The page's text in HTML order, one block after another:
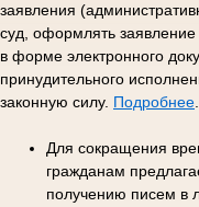
заявления
суд, оформлять заявление
в форме электронного
принудительного
законную силу. Подробнее
Для сокращения
гражданам
получению писем в